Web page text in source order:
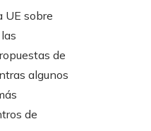
UE sobre
de
algunos
de